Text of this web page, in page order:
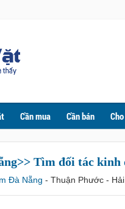
Cần mua Cần bán
Tìm đối tác kinh
Đà Nẵng - Thuận Phước -